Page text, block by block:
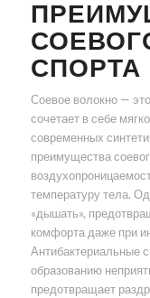
СПОРТА
Соевое волокно —
сочетает в себе
современных
преимущества
температуру тела.
«дышать»,
комфорта даже при
Антибактериальные
образованию
предотвращает